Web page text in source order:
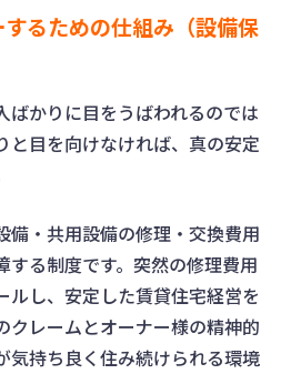
るための仕組み（設備保
ばかりに目をうばわれるのでは
と目を向けなければ、真の安定
備・共用設備の修理・交換費用
する制度です。突然の修理費用
ルし、安定した賃貸住宅経営を
クレームとオーナー様の精神的
気持ち良く住み続けられる環境